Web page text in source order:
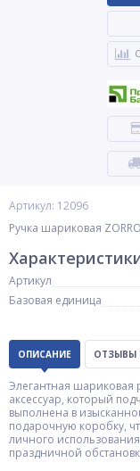
Артикул: 12096
Ручка шариковая
Артикул
Базовая единица
ОПИСАНИЕ ОТЗЫВЫ
Элегантная шариковая
аксессуар, который
выполнена в
подарочную коробку,
личного
праздничной